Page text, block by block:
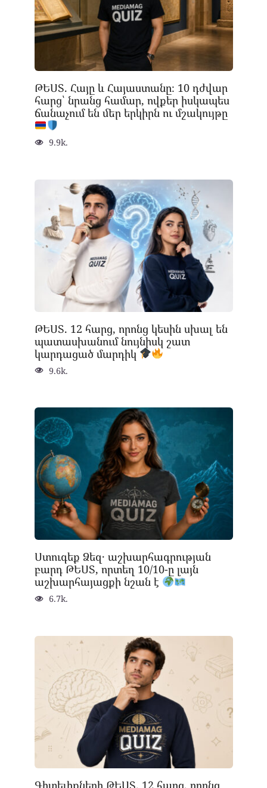
ԹԵՍՏ. Հայը և Հայաստանը։ 10 դժվար
հարց՝ նրանց համար, ովքեր իսկապես
ճանաչում են մեր երկիրն ու մշակույթը
9.9k.
ԹԵՍՏ. 12 հարց, որոնց կեսին սխալ են
պատասխանում նույնիսկ շատ
կարդացած մարդիկ
9.6k.
Ստուգեք Ձեզ․ աշխարհագրության
բարդ ԹԵՍՏ, որտեղ 10/10-ը լայն
աշխարհայացքի նշան է
6.7k.
Գիտելիքների ԹԵՍՏ. 12 հարց, որոնց